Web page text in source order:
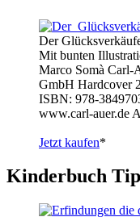
Der
Mit bunten
Marco Somà Carl-
GmbH Hardcover
ISBN: 978-
www.carl-auer.de
Jetzt kaufen*
Kinderbuch